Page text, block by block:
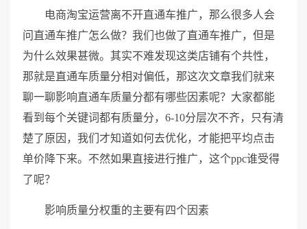
电商淘宝运营离不开直通车推广，那么很多人会
问直通车推广怎么做？我们也做了直通车推广，但是
为什么效果甚微。其实不难发现这类店铺有个共性，
那就是直通车质量分相对偏低，那这次文章我们就来
聊一聊影响直通车质量分都有哪些因素呢？大家都能
看到每个关键词都有质量分，6-10分层次不齐，只有清
楚了原因，我们才知道如何去优化，才能把平均点击
单价降下来。不然如果直接进行推广，这个ppc谁受得
了呢？
影响质量分权重的主要有四个因素